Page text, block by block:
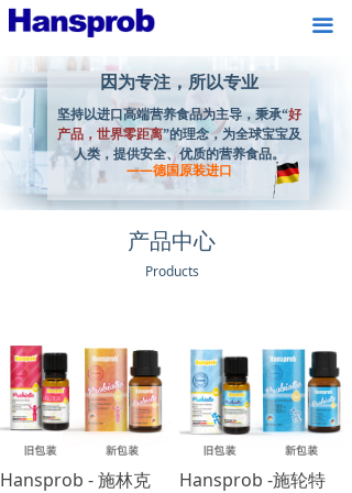
끀
因为专注，所以专业
坚持以进口高端营养食品为主导，秉承“好
产品，世界零距离”的理念，为全球宝宝及
人类，提供安全、优质的营养食品。
——德国原装进口
因为专注，所以专业
坚持以进口高端营养食品为主导，秉
承“好产品，世界零距离”的理念，为全
球宝宝及人类，提供安全、优质的营养
产品中心
Products
Hansprob - 施林克 Hansprob -施轮特